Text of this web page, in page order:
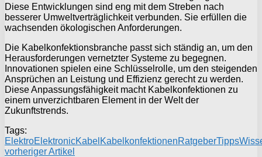
Diese Entwicklungen sind eng mit dem Streben nach
besserer Umweltverträglichkeit verbunden. Sie erfüllen die
wachsenden ökologischen Anforderungen.
Die Kabelkonfektionsbranche passt sich ständig an, um den
Herausforderungen vernetzter Systeme zu begegnen.
Innovationen spielen eine Schlüsselrolle, um den steigenden
Ansprüchen an Leistung und Effizienz gerecht zu werden.
Diese Anpassungsfähigkeit macht Kabelkonfektionen zu
einem unverzichtbaren Element in der Welt der
Zukunftstrends.
Tags:
ElektroElektronicKabel KabelkonfektionenRatgeberTipps
vorheriger Artikel